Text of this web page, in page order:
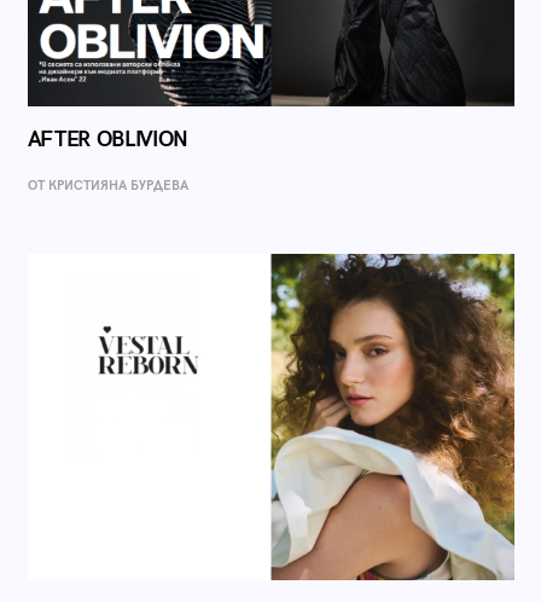
AFTER OBLIVION
ОТ КРИСТИЯНА БУРДЕВА